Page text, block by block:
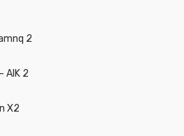
2
AIK 2
X2